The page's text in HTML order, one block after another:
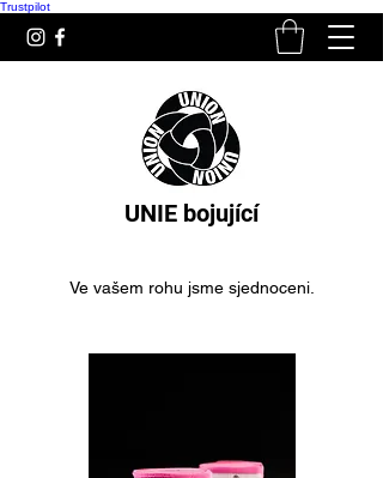
Trustpilot
UNIE bojující
Ve vašem rohu jsme sjednoceni.